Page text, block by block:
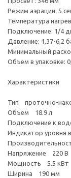
Режим аэрации: 5
Температура
Подключение: 1/4
Давление: 1,37-6,2
Минимальный
Объем в упаковке:
Характеристики
Тип проточно-
Объем 18.9 л
Подключение к
Индикатор
Напряжение 220 В
Мощность 5.5 кВт
Ширина 190 мм